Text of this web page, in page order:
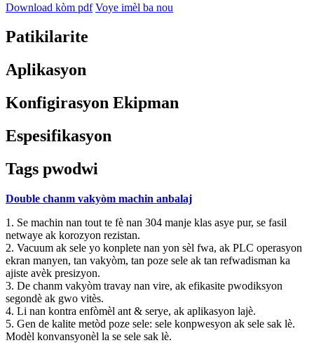
Download kòm pdf Voye imèl ba nou
Patikilarite
Aplikasyon
Konfigirasyon Ekipman
Espesifikasyon
Tags pwodwi
Double chanm vakyòm machin anbalaj
1. Se machin nan tout te fè nan 304 manje klas asye pur, se fasil
netwaye ak korozyon rezistan.
2. Vacuum ak sele yo konplete nan yon sèl fwa, ak PLC operasyon
ekran manyen, tan vakyòm, tan poze sele ak tan refwadisman ka
ajiste avèk presizyon.
3. De chanm vakyòm travay nan vire, ak efikasite pwodiksyon
segondè ak gwo vitès.
4. Li nan kontra enfòmèl ant & serye, ak aplikasyon lajè.
5. Gen de kalite metòd poze sele: sele konpwesyon ak sele sak lè.
Modèl konvansyonèl la se sele sak lè.